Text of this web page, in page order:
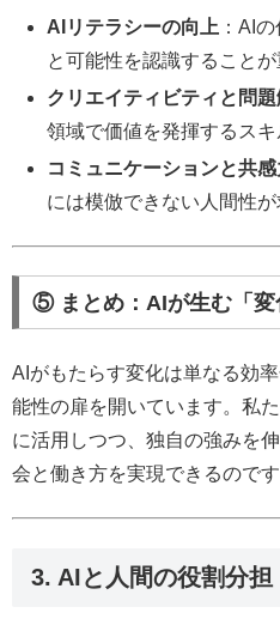
AIリテラシーの向上 ：AI
と可能性を認識することが
クリエイティビティと問題
領域で価値を発揮するスキ
コミュニケーションと共感
には模倣できない人間性が
⑤ まとめ：AIが生む「変
AIがもたらす変化は単なる効
能性の扉を開いています。私
に活用しつつ、独自の強みを
会と働き方を実現できるのです
3. AIと人間の役割分担